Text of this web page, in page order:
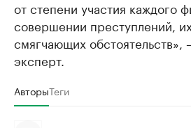
от степени участия каждого
совершении преступлений,
смягчающих обстоятельств»,
эксперт.
АвторыТеги